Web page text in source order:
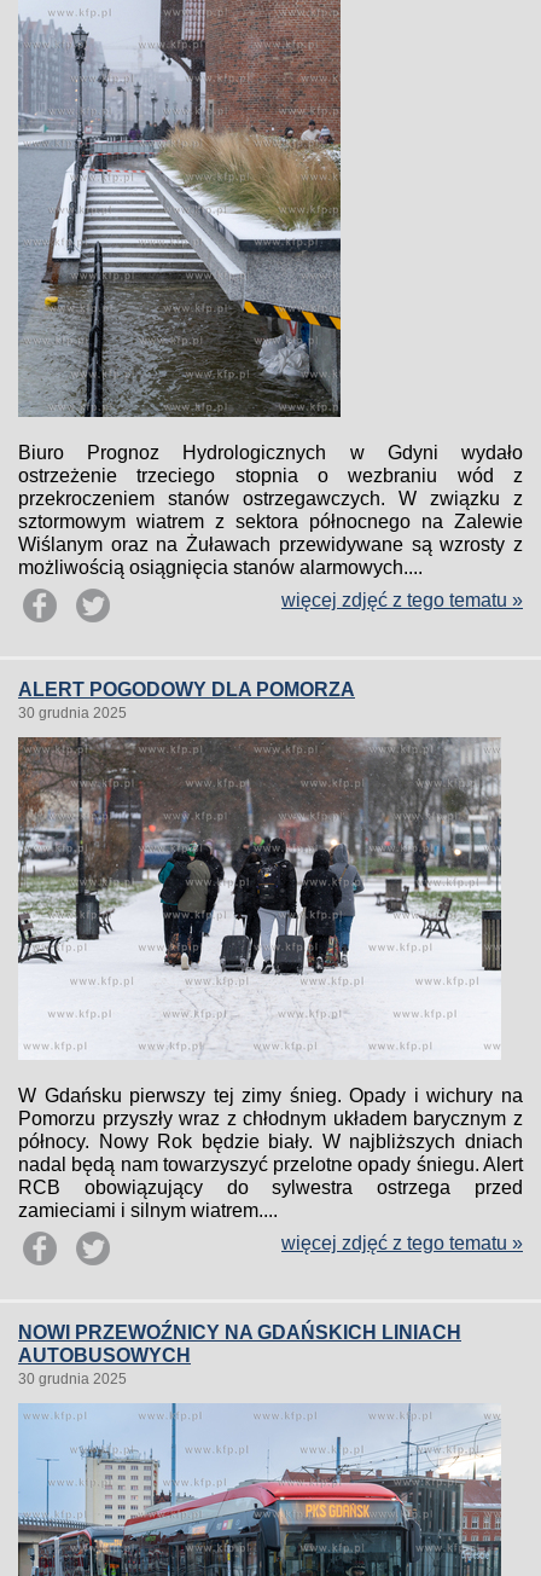
Biuro Prognoz Hydrologicznych w Gdyni wydało
ostrzeżenie trzeciego stopnia o wezbraniu wód z
przekroczeniem stanów ostrzegawczych. W związku z
sztormowym wiatrem z sektora północnego na Zalewie
Wiślanym oraz na Żuławach przewidywane są wzrosty z
możliwością osiągnięcia stanów alarmowych....
więcej zdjęć z tego tematu »
ALERT POGODOWY DLA POMORZA
30 grudnia 2025
W Gdańsku pierwszy tej zimy śnieg. Opady i wichury na
Pomorzu przyszły wraz z chłodnym układem barycznym z
północy. Nowy Rok będzie biały. W najbliższych dniach
nadal będą nam towarzyszyć przelotne opady śniegu. Alert
RCB obowiązujący do sylwestra ostrzega przed
zamieciami i silnym wiatrem....
więcej zdjęć z tego tematu »
NOWI PRZEWOŹNICY NA GDAŃSKICH LINIACH
AUTOBUSOWYCH
30 grudnia 2025